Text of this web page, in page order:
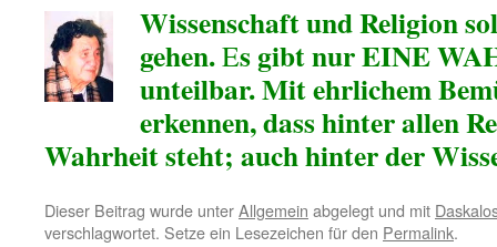
Wissenschaft und Religion
gehen.Es gibt nur EINE
unteilbar. Mit ehrlichem
erkennen, dass hinter allen
Wahrheit steht; auch hinter der
Dieser Beitrag wurde unterAllgemein abgelegt und mit
verschlagwortet. Setze ein Lesezeichen für den Permalink.